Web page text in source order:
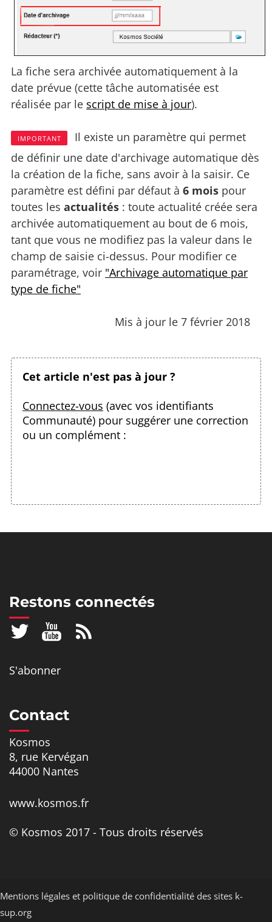
La fiche sera archivée automatiquement à la
date prévue (cette tâche automatisée est
réalisée par le script de mise à jour).
IMPORTANT
Il existe un paramètre qui permet
de définir une date d'archivage automatique dès
la création de la fiche, sans avoir à la saisir. Ce
paramètre est défini par défaut à 6 mois pour
toutes les actualités : toute actualité créée sera
archivée automatiquement au bout de 6 mois,
tant que vous ne modifiez pas la valeur dans le
champ de saisie ci-dessus. Pour modifier ce
paramétrage, voir "Archivage automatique par
type de fiche"
Mis à jour le 7 février 2018
Cet article n'est pas à jour ?
Connectez-vous (avec vos identifiants
Communauté) pour suggérer une correction
ou un complément :
Restons connectés
S'abonner
Contact
Kosmos
8, rue Kervégan
44000 Nantes
www.kosmos.fr
© Kosmos 2017 - Tous droits réservés
Mentions légales et politique de confidentialité des sites k-
sup.org